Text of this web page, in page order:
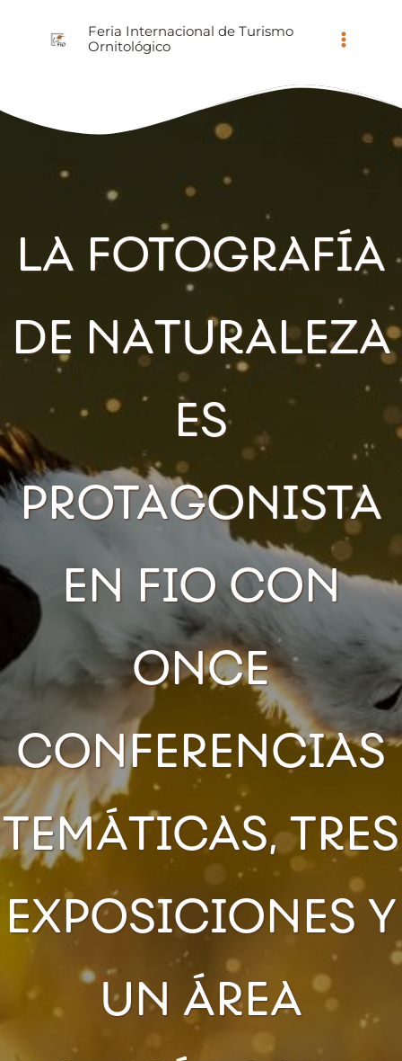
Feria Internacional de Turismo
Ornitológico
LA FOTOGRAFÍA
DE NATURALEZA
ES
PROTAGONISTA
EN FIO CON
ONCE
CONFERENCIAS
TEMÁTICAS, TRES
EXPOSICIONES Y
UN ÁREA